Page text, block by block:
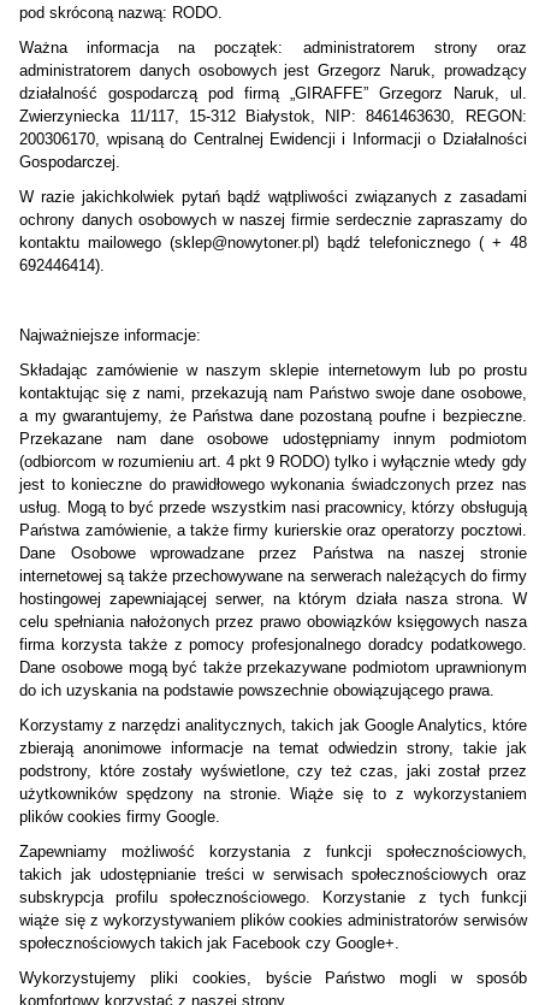
pod skróconą nazwą: RODO.
Ważna informacja na początek: administratorem strony oraz
administratorem danych osobowych jest Grzegorz Naruk, prowadzący
działalność gospodarczą pod firmą „GIRAFFE” Grzegorz Naruk, ul.
Zwierzyniecka 11/117, 15-312 Białystok, NIP: 8461463630, REGON:
200306170, wpisaną do Centralnej Ewidencji i Informacji o Działalności
Gospodarczej.
W razie jakichkolwiek pytań bądź wątpliwości związanych z zasadami
ochrony danych osobowych w naszej firmie serdecznie zapraszamy do
kontaktu mailowego (sklep@nowytoner.pl) bądź telefonicznego ( + 48
692446414).
Najważniejsze informacje:
Składając zamówienie w naszym sklepie internetowym lub po prostu
kontaktując się z nami, przekazują nam Państwo swoje dane osobowe,
a my gwarantujemy, że Państwa dane pozostaną poufne i bezpieczne.
Przekazane nam dane osobowe udostępniamy innym podmiotom
(odbiorcom w rozumieniu art. 4 pkt 9 RODO) tylko i wyłącznie wtedy gdy
jest to konieczne do prawidłowego wykonania świadczonych przez nas
usług. Mogą to być przede wszystkim nasi pracownicy, którzy obsługują
Państwa zamówienie, a także firmy kurierskie oraz operatorzy pocztowi.
Dane Osobowe wprowadzane przez Państwa na naszej stronie
internetowej są także przechowywane na serwerach należących do firmy
hostingowej zapewniającej serwer, na którym działa nasza strona. W
celu spełniania nałożonych przez prawo obowiązków księgowych nasza
firma korzysta także z pomocy profesjonalnego doradcy podatkowego.
Dane osobowe mogą być także przekazywane podmiotom uprawnionym
do ich uzyskania na podstawie powszechnie obowiązującego prawa.
Korzystamy z narzędzi analitycznych, takich jak Google Analytics, które
zbierają anonimowe informacje na temat odwiedzin strony, takie jak
podstrony, które zostały wyświetlone, czy też czas, jaki został przez
użytkowników spędzony na stronie. Wiąże się to z wykorzystaniem
plików cookies firmy Google.
Zapewniamy możliwość korzystania z funkcji społecznościowych,
takich jak udostępnianie treści w serwisach społecznościowych oraz
subskrypcja profilu społecznościowego. Korzystanie z tych funkcji
wiąże się z wykorzystywaniem plików cookies administratorów serwisów
społecznościowych takich jak Facebook czy Google+.
Wykorzystujemy pliki cookies, byście Państwo mogli w sposób
komfortowy korzystać z naszej strony.